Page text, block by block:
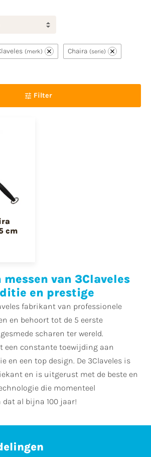
merk Chaira serie
Filter
cm
messen van 3Claveles
en prestige
fabrikant van professionele
en behoort tot de 5 eerste
scharen ter wereld.
een constante toewijding aan
en een top design. De 3Claveles is
en is uitgerust met de beste en
die momenteel
al bijna 100 jaar!